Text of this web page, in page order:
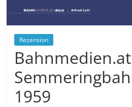
Rezension
1959